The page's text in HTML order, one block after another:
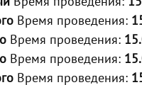
Время проведения:
Время проведения:
Время проведения:
Время проведения: